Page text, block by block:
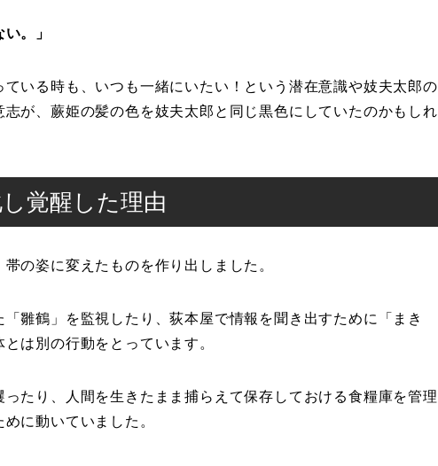
。」
いる時も、いつも一緒にいたい！という潜在意識や妓夫太郎の
が、蕨姫の髪の色を妓夫太郎と同じ黒色にしていたのかもしれ
覚醒した理由
の姿に変えたものを作り出しました。
雛鶴」を監視したり、荻本屋で情報を聞き出すために「まき
は別の行動をとっています。
たり、人間を生きたまま捕らえて保存しておける食糧庫を管理
に動いていました。